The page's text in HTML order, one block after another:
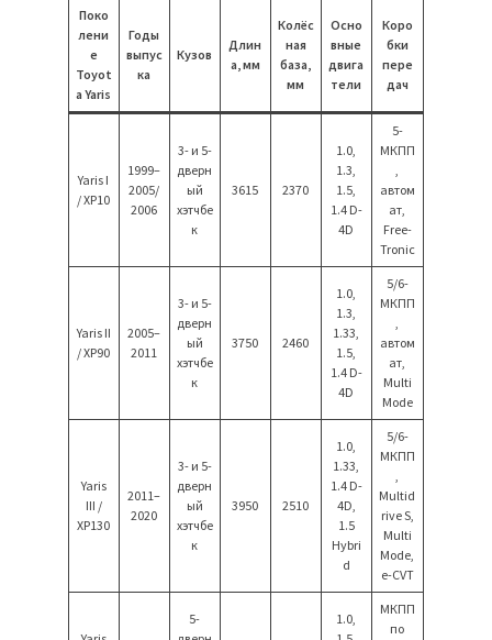
Поко
лени
е
Toyot
a Yaris
Годы
выпус
ка
Кузов
Длин
а, мм
Колёс
ная
база,
мм
Осно
вные
двига
тели
Коро
бки
пере
дач
Yaris I
/ XP10
1999–
2005/
2006
3- и 5-
дверн
ый
хэтчбе
к
3615 2370
1.0,
1.3,
1.5,
1.4 D-
4D
5-
МКПП
,
автом
ат,
Free-
Tronic
Yaris II
/ XP90
2005–
2011
3- и 5-
дверн
ый
хэтчбе
к
3750 2460
1.0,
1.3,
1.33,
1.5,
1.4 D-
4D
5/6-
МКПП
,
автом
ат,
Multi
Mode
Yaris
III /
XP130
2011–
2020
3- и 5-
дверн
ый
хэтчбе
к
3950 2510
1.0,
1.33,
1.4 D-
4D,
1.5
Hybri
d
5/6-
МКПП
,
Multid
rive S,
Multi
Mode,
e-CVT
5-
1.0,
МКПП
по